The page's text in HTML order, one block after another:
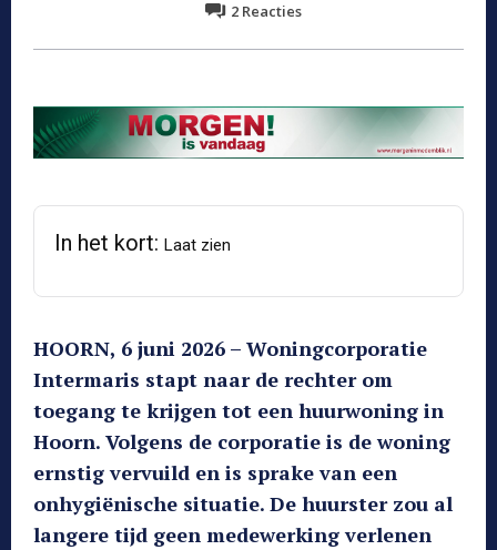
2Reacties
In het kort: Laat zien
HOORN, 6 juni 2026 – Woningcorporatie
Intermaris stapt naar de rechter om
toegang te krijgen tot een huurwoning in
Hoorn. Volgens de corporatie is de woning
ernstig vervuild en is sprake van een
onhygiënische situatie. De huurster zou al
langere tijd geen medewerking verlenen